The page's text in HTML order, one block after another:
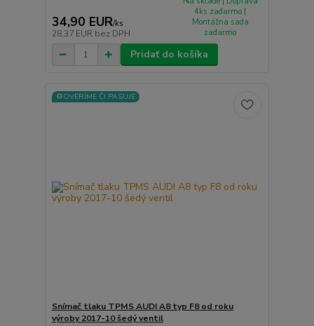
34,90 EUR/ks
28,37 EUR bez DPH
4ks zadarmo |
Montážna sada
zadarmo
Pridať do košíka
⚙️OVERÍME ČI PASUJE
Snímač tlaku TPMS AUDI A8 typ F8 od roku
výroby 2017-10 šedý ventil